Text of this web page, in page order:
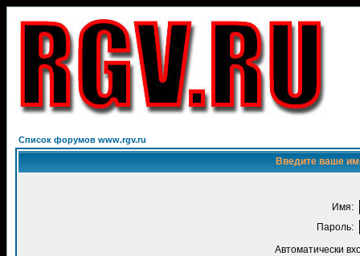
Список форумов www.rgv.ru
Введите ваше
Имя:
Пароль:
Автоматически